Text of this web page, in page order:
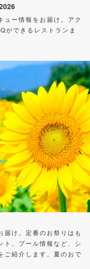
ュー情報をお届け。アク
ができるレストランま
届け。定番のお祭りはも
ト、プール情報など、シ
ご紹介します。夏のおで